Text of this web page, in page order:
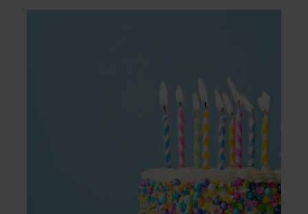
À PROPOS